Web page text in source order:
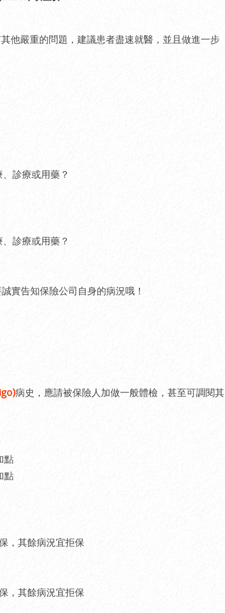
他嚴重的問題，建議患者盡速就醫，並且做進一步
診療或用藥？
診療或用藥？
實告知保險公司自身的病況哦！
病史，應請被保險人加做一般體檢，甚至可調閱其
點
點
，其餘病況宜拒保
，其餘病況宜拒保